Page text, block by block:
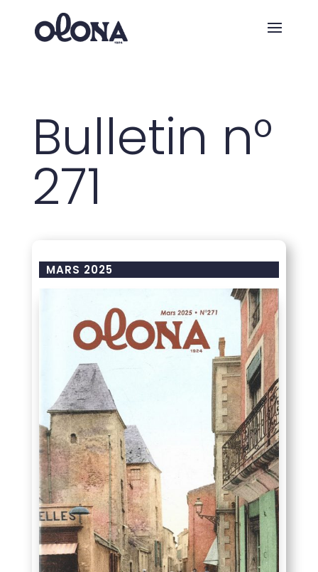
Bulletin n°
271
MARS 2025